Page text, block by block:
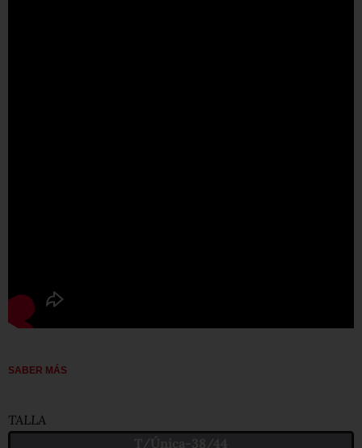
SABER MÁS
TALLA